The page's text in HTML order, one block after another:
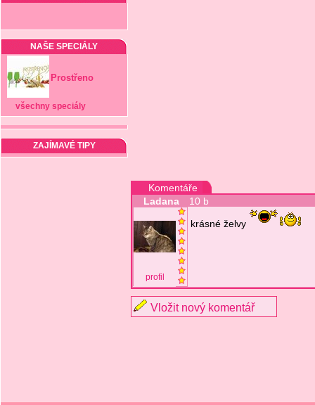
NAŠE SPECIÁLY
Prostřeno
všechny speciály
ZAJÍMAVÉ TIPY
Komentáře
Ladana
10 b
profil
krásné želvy
Vložit nový komentář